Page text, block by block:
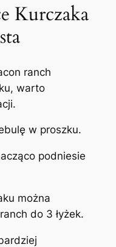
Kurczaka
ranch
warto
w proszku.
podniesie
można
do 3 łyżek.